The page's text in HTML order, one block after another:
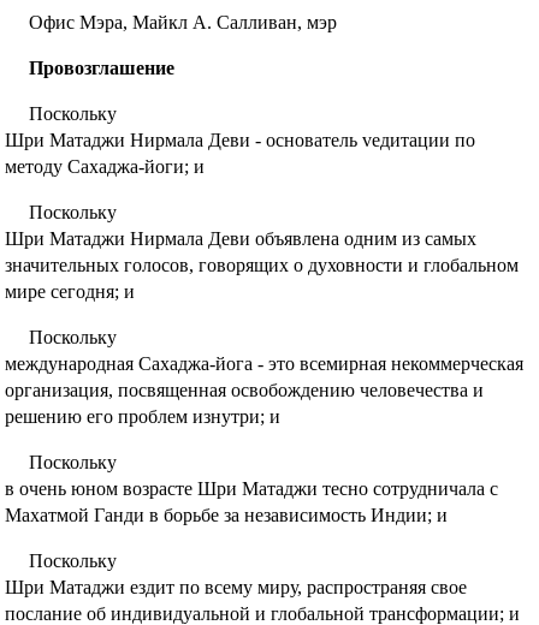
Офис Мэра, Майкл А. Салливан, мэр
Провозглашение
Поскольку
Шри Матаджи Нирмала Деви - основатель vедитации по
методу Сахаджа-йоги; и
Поскольку
Шри Матаджи Нирмала Деви объявлена одним из самых
значительных голосов, говорящих о духовности и глобальном
мире сегодня; и
Поскольку
международная Сахаджа-йога - это всемирная некоммерческая
организация, посвященная освобождению человечества и
решению его проблем изнутри; и
Поскольку
в очень юном возрасте Шри Матаджи тесно сотрудничала с
Махатмой Ганди в борьбе за независимость Индии; и
Поскольку
Шри Матаджи ездит по всему миру, распространяя свое
послание об индивидуальной и глобальной трансформации; и